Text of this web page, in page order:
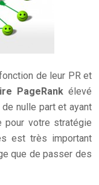
de leur PR et
PageRank élevé
nulle part et ayant
pour votre stratégie
est très important
que de passer des